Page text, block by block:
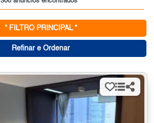
* FILTRO PRINCIPAL *
Refinar e Ordenar